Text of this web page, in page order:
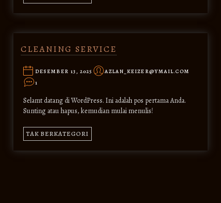
CLEANING SERVICE
DESEMBER 13, 2025
AZLAN_KEIZER@YMAIL.COM
1
Selamt datang di WordPress. Ini adalah pos pertama Anda.
Sunting atau hapus, kemudian mulai menulis!
TAK BERKATEGORI